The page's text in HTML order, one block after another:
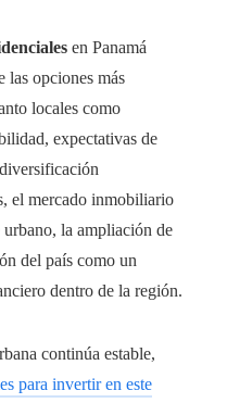
en Panamá
las opciones más
locales como
expectativas de
el mercado inmobiliario
la ampliación de
del país como un
dentro de la región.
continúa estable,
para invertir en este